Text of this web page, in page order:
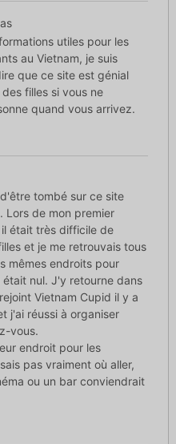
utiles pour les
au Vietnam, je suis
que ce site est génial
filles si vous ne
quand vous arrivez.
tombé sur ce site
Lors de mon premier
était très difficile de
et je me retrouvais tous
mêmes endroits pour
nul. J'y retourne dans
Vietnam Cupid il y a
j'ai réussi à organiser
vous.
endroit pour les
pas vraiment où aller,
ou un bar conviendrait